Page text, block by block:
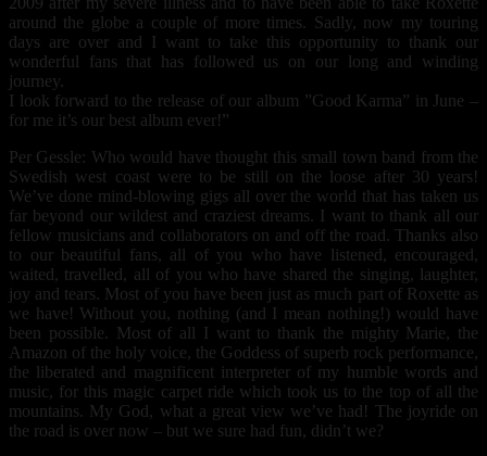
around the globe a couple of more times. Sadly, now my touring
days are over and I want to take this opportunity to thank our
wonderful fans that has followed us on our long and winding
journey.
I look forward to the release of our album ”Good Karma” in June –
for me it’s our best album ever!”
Per Gessle: Who would have thought this small town band from the
Swedish west coast were to be still on the loose after 30 years!
We’ve done mind-blowing gigs all over the world that has taken us
far beyond our wildest and craziest dreams. I want to thank all our
fellow musicians and collaborators on and off the road. Thanks also
to our beautiful fans, all of you who have listened, encouraged,
waited, travelled, all of you who have shared the singing, laughter,
joy and tears. Most of you have been just as much part of Roxette as
we have! Without you, nothing (and I mean nothing!) would have
been possible. Most of all I want to thank the mighty Marie, the
Amazon of the holy voice, the Goddess of superb rock performance,
the liberated and magnificent interpreter of my humble words and
music, for this magic carpet ride which took us to the top of all the
mountains. My God, what a great view we’ve had! The joyride on
the road is over now – but we sure had fun, didn’t we?